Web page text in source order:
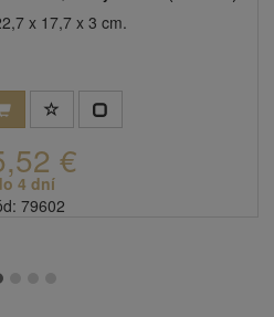
x 17,7 x 3 cm.
€
4 dní
79602